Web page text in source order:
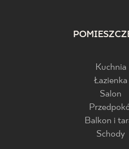
Kuchnia
Łazienka
Salon
Balkon i
Schody